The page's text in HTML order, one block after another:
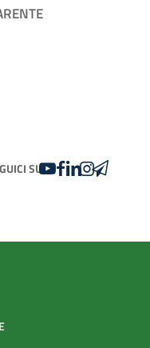
SUYOUTUBE
FACEBOOK
LINKEDIN
INSTAGRAM